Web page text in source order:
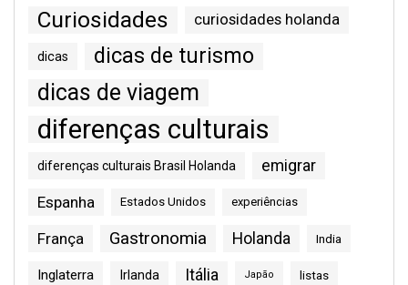
Curiosidades curiosidades holanda
dicas dicas de turismo
dicas de viagem
diferenças culturais
diferenças culturais Brasil Holanda
emigrar
Espanha
Estados Unidos experiências
França Gastronomia Holanda India
Inglaterra Irlanda Itália Japão listas